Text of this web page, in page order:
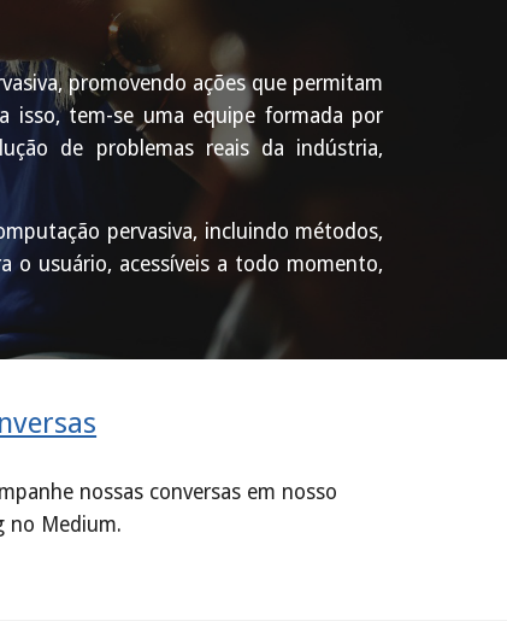
promovendo ações que permitam
isso, tem-se uma equipe formada por
de problemas reais da indústria,
pervasiva, incluindo métodos,
o usuário, acessíveis a todo momento,
nossas conversas em nosso
no Medium.